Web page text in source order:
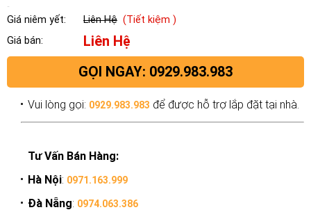
Giá niêm yết: Liên Hệ (Tiết kiệm )
Giá bán:
Liên Hệ
GỌI NGAY: 0929.983.983
Vui lòng gọi: 0929.983.983 để được hỗ trợ lắp đặt tại nhà.
Tư Vấn Bán Hàng:
Hà Nội: 0971.163.999
Đà Nẵng: 0974.063.386